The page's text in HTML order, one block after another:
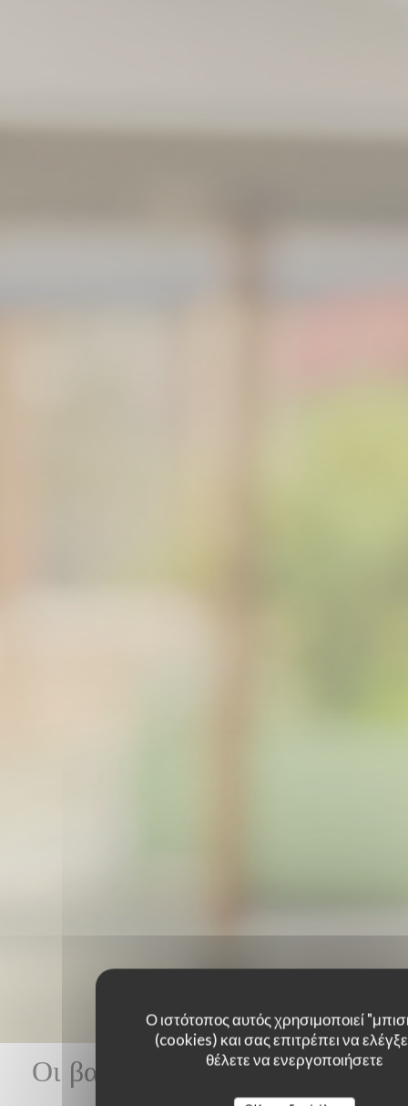
Ο ιστότοπος αυτός χρησιμοποιεί
(cookies) και σας επιτρέπει να
θέλετε να ενεργοποιήσετε
Οι βαθμολογίες πελατών μας